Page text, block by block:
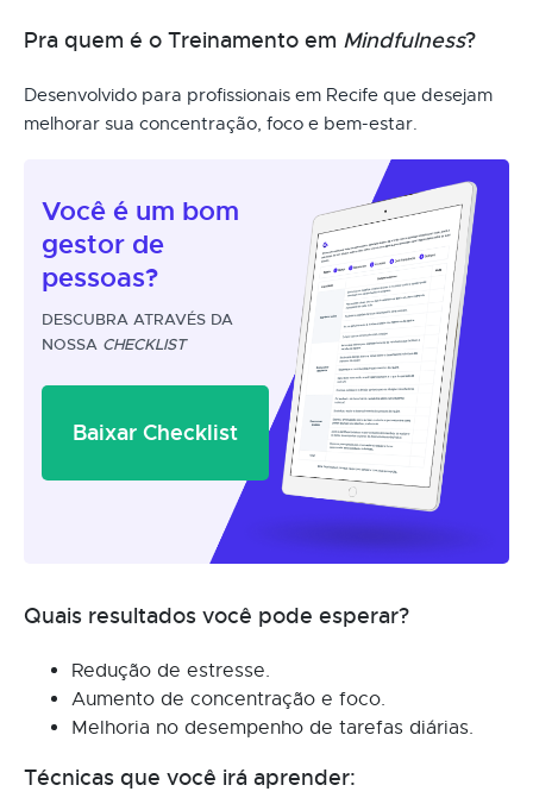
Pra quem é o Treinamento em Mindfulness?
Desenvolvido para profissionais em Recife que desejam
melhorar sua concentração, foco e bem-estar.
Você é um bom
gestor de
pessoas?
DESCUBRA ATRAVÉS DA
NOSSA CHECKLIST
Baixar Checklist
Quais resultados você pode esperar?
Redução de estresse.
Aumento de concentração e foco.
Melhoria no desempenho de tarefas diárias.
Técnicas que você irá aprender: